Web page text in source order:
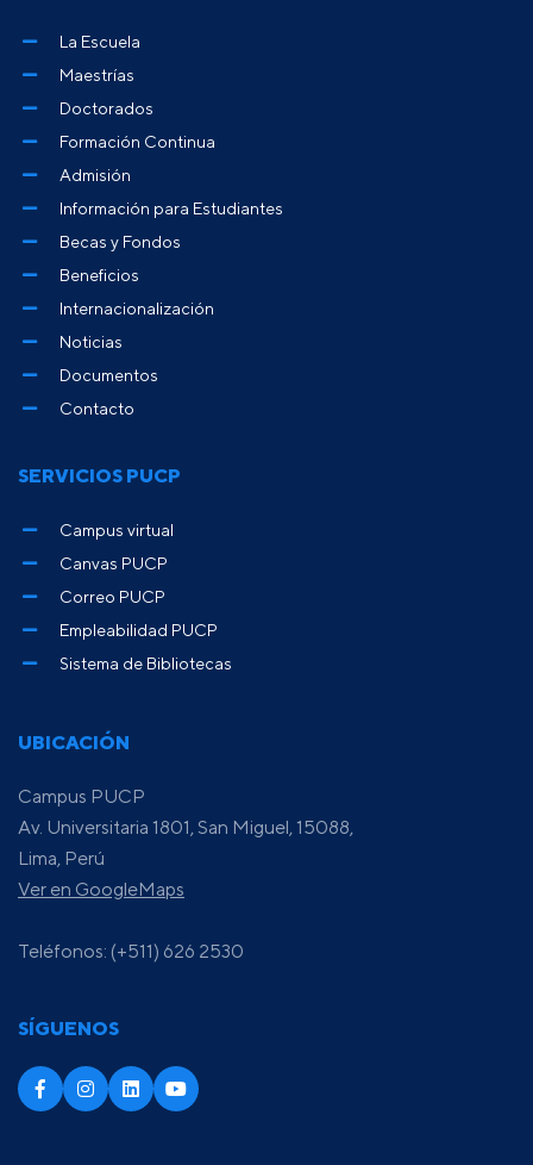
UBICACIÓN
Campus PUCP
Av. Universitaria 1801, San Miguel, 15088,
Lima, Perú
Ver en GoogleMaps
Teléfonos: (+511) 626 2530
SÍGUENOS
La Escuela
Maestrías
Doctorados
Formación Continua
Admisión
Información para Estudiantes
Becas y Fondos
Beneficios
Internacionalización
Noticias
Documentos
Contacto
SERVICIOS PUCP
Campus virtual
Canvas PUCP
Correo PUCP
Empleabilidad PUCP
Sistema de Bibliotecas